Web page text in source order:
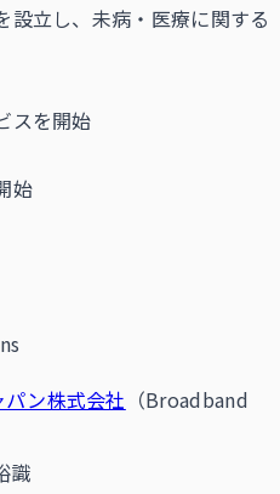
設立し、未病・医療に関する
スを開始
始
ン株式会社 （Broadband
識